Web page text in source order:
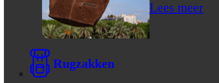
Lees meer
Rugzakken